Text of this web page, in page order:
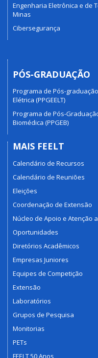
Engenharia Eletrônica e de
Minas
Cibersegurança
PÓS-GRADUAÇÃO
Programa de Pós-
Elétrica (PPGEELT)
Programa de Pós-
Biomédica (PPGEB)
MAIS FEELT
Calendário de Recursos
Calendário de Reuniões
Eleições
Coordenação de Extensão
Núcleo de Apoio e Atenção
Oportunidades
Diretórios Acadêmicos
Empresas Juniores
Equipes de Competição
Extensão
Laboratórios
Grupos de Pesquisa
Monitorias
PETs
FEELT 50 Anos